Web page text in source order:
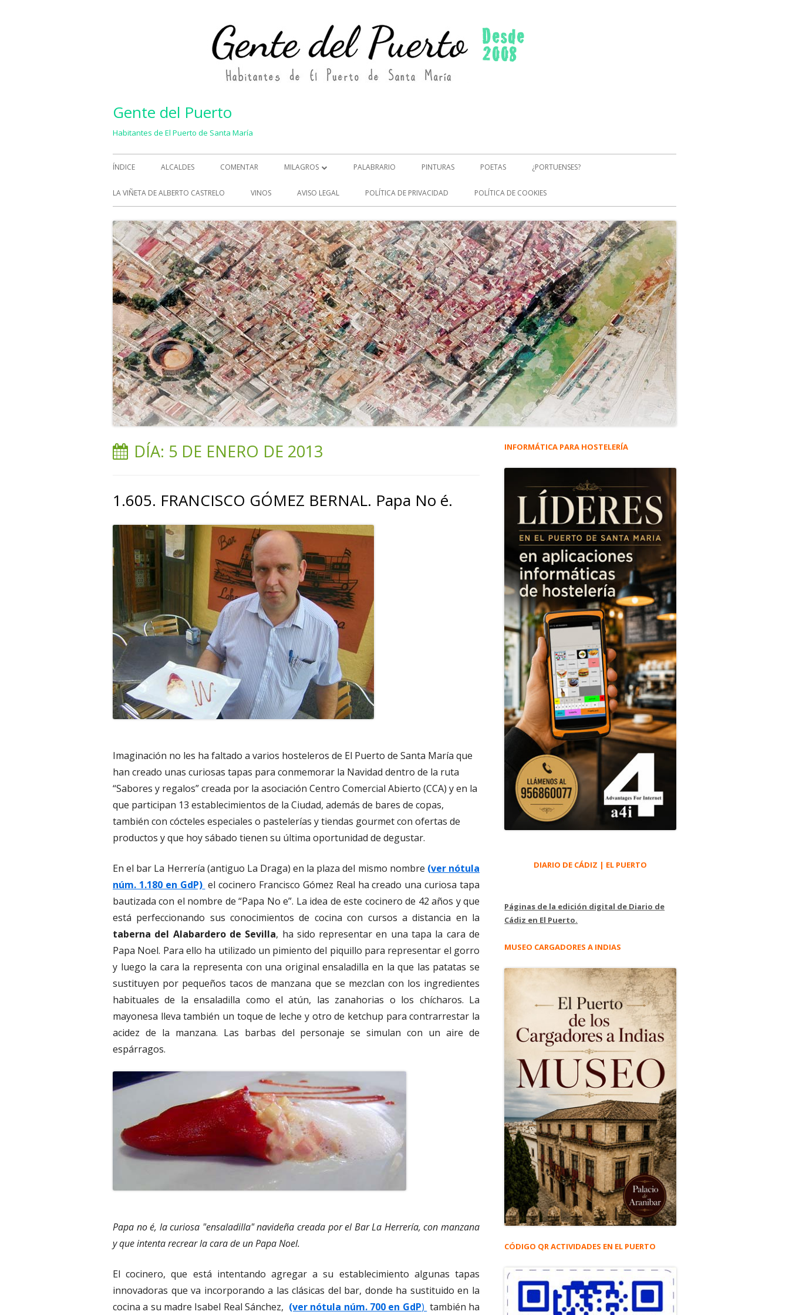
Gente del Puerto
Habitantes de El Puerto de Santa María
Menú
principal
ÍNDICE ALCALDES COMENTAR MILAGROS
MILAGROS (2)
PALABRARIO PINTURAS POETAS ¿PORTUENSES?
LA VIÑETA DE ALBERTO CASTRELO VINOS AVISO LEGAL POLÍTICA DE PRIVACIDAD POLÍTICA DE COOKIES
DÍA: 5 DE ENERO DE 2013
1.605. FRANCISCO GÓMEZ BERNAL. Papa No é.
Imaginación no les ha faltado a varios hosteleros de El Puerto de Santa María que
han creado unas curiosas tapas para conmemorar la Navidad dentro de la ruta
“Sabores y regalos” creada por la asociación Centro Comercial Abierto (CCA) y en la
que participan 13 establecimientos de la Ciudad, además de bares de copas,
también con cócteles especiales o pastelerías y tiendas gourmet con ofertas de
productos y que hoy sábado tienen su última oportunidad de degustar.
En el bar La Herrería (antiguo La Draga) en la plaza del mismo nombre (ver nótula
núm. 1.180 en GdP) el cocinero Francisco Gómez Real ha creado una curiosa tapa
bautizada con el nombre de “Papa No e”. La idea de este cocinero de 42 años y que
está perfeccionando sus conocimientos de cocina con cursos a distancia en la
taberna del Alabardero de Sevilla, ha sido representar en una tapa la cara de
Papa Noel. Para ello ha utilizado un pimiento del piquillo para representar el gorro
y luego la cara la representa con una original ensaladilla en la que las patatas se
sustituyen por pequeños tacos de manzana que se mezclan con los ingredientes
habituales de la ensaladilla como el atún, las zanahorias o los chícharos. La
mayonesa lleva también un toque de leche y otro de ketchup para contrarrestar la
acidez de la manzana. Las barbas del personaje se simulan con un aire de
espárragos.
Papa no é, la curiosa "ensaladilla" navideña creada por el Bar La Herrería, con manzana
y que intenta recrear la cara de un Papa Noel.
El cocinero, que está intentando agregar a su establecimiento algunas tapas
innovadoras que va incorporando a las clásicas del bar, donde ha sustituido en la
cocina a su madre Isabel Real Sánchez, (ver nótula núm. 700 en GdP) también ha
Barra
principal
INFORMÁTICA PARA HOSTELERÍA
DIARIO DE CÁDIZ | EL PUERTO
Páginas de la edición digital de Diario de
Cádiz en El Puerto.
MUSEO CARGADORES A INDIAS
CÓDIGO QR ACTIVIDADES EN EL PUERTO